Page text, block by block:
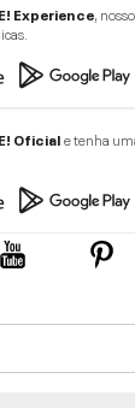
Experience ,
Oficiale tenha